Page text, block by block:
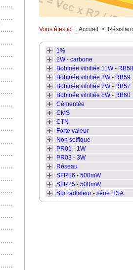
Vous êtes ici : Accueil >
1%
2W - carbone
Bobinée vitrifiée 11W - RB58
Bobinée vitrifiée 3W - RB59
Bobinée vitrifiée 7W - RB57
Bobinée vitrifiée 8W - RB60
Cémentée
CMS
CTN
Forte valeur
Non selfique
PR01 - 1W
PR03 - 3W
Réseau
SFR16 - 500mW
SFR25 - 500mW
Sur radiateur - série HSA